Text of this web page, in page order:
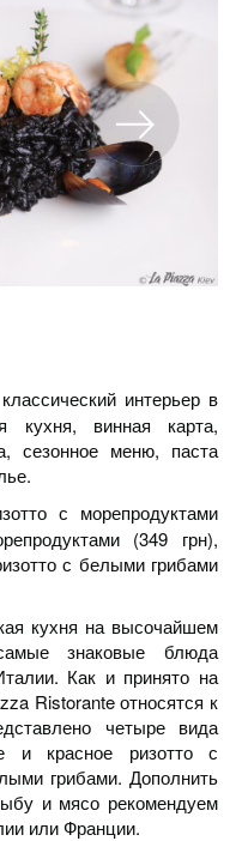
интерьер в
кухня, винная карта,
сезонное меню, паста
с морепродуктами
(349 грн),
с белыми грибами
кухня на высочайшем
знаковые блюда
Как и принято на
Ristorante относятся к
четыре вида
и красное ризотто с
грибами. Дополнить
и мясо рекомендуем
или Франции.